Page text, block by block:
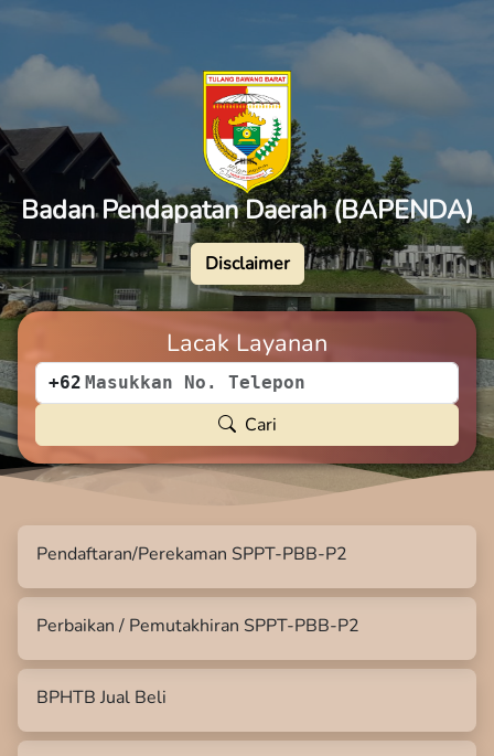
Badan Pendapatan Daerah (BAPENDA)
Disclaimer
Lacak Layanan
+62
Cari
Pendaftaran/Perekaman SPPT-PBB-P2
Perbaikan / Pemutakhiran SPPT-PBB-P2
BPHTB Jual Beli